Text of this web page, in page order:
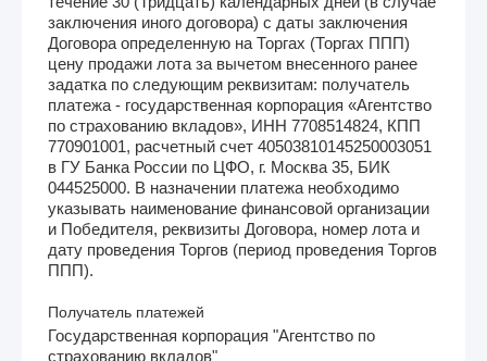
заключения иного договора) с даты заключения
Договора определенную на Торгах (Торгах ППП)
цену продажи лота за вычетом внесенного ранее
задатка по следующим реквизитам: получатель
платежа - государственная корпорация «Агентство
по страхованию вкладов», ИНН 7708514824, КПП
770901001, расчетный счет 40503810145250003051
в ГУ Банка России по ЦФО, г. Москва 35, БИК
044525000. В назначении платежа необходимо
указывать наименование финансовой организации
и Победителя, реквизиты Договора, номер лота и
дату проведения Торгов (период проведения Торгов
ППП).
Получатель платежей
Государственная корпорация "Агентство по
страхованию вкладов"